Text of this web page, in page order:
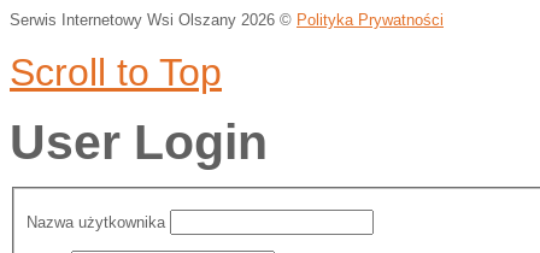
Serwis Internetowy Wsi Olszany 2026 © Polityka Prywatności
Scroll to Top
User Login
Nazwa użytkownika